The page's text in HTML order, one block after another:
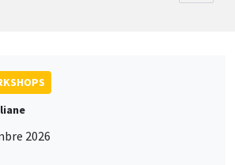
2026